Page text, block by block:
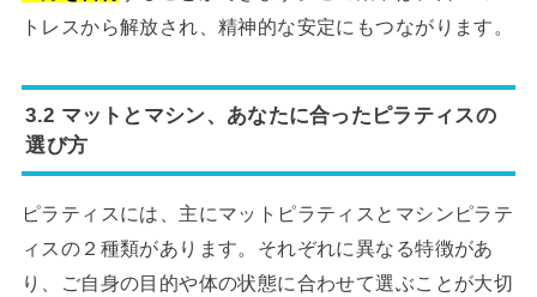
トレスから解放され、精神的な安定にもつながります。
3.2 マットとマシン、あなたに合ったピラティスの
選び方
ピラティスには、主にマットピラティスとマシンピラテ
ィスの２種類があります。それぞれに異なる特徴があ
り、ご自身の目的や体の状態に合わせて選ぶことが大切